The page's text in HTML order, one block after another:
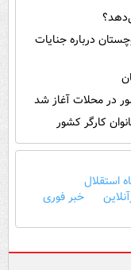
درباره جنایات
در محلات آغاز شد
کارگر کشور
استقلال
خبر فوری